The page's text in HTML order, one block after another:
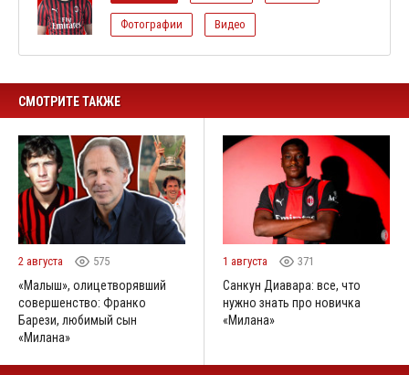
Фотографии Видео
СМОТРИТЕ ТАКЖЕ
2 августа 575
«Малыш», олицетворявший
совершенство: Франко
Барези, любимый сын
«Милана»
1 августа 371
Санкун Диавара: все, что
нужно знать про новичка
«Милана»